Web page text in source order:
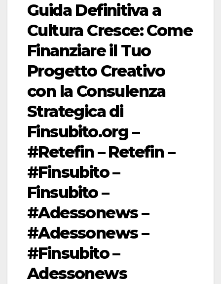
Guida Definitiva a
Cultura Cresce: Come
Finanziare il Tuo
Progetto Creativo
con la Consulenza
Strategica di
Finsubito.org –
#Retefin – Retefin –
#Finsubito –
Finsubito –
#Adessonews –
#Adessonews –
#Finsubito –
Adessonews